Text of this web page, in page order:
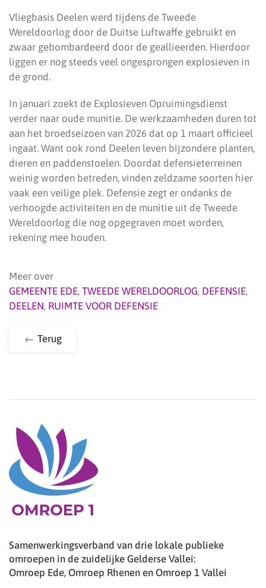
Vliegbasis Deelen werd tijdens de Tweede
Wereldoorlog door de Duitse Luftwaffe gebruikt en
zwaar gebombardeerd door de geallieerden. Hierdoor
liggen er nog steeds veel ongesprongen explosieven in
de grond.
In januari zoekt de Explosieven Opruimingsdienst
verder naar oude munitie. De werkzaamheden duren tot
aan het broedseizoen van 2026 dat op 1 maart officieel
ingaat. Want ook rond Deelen leven bijzondere planten,
dieren en paddenstoelen. Doordat defensieterreinen
weinig worden betreden, vinden zeldzame soorten hier
vaak een veilige plek. Defensie zegt er ondanks de
verhoogde activiteiten en de munitie uit de Tweede
Wereldoorlog die nog opgegraven moet worden,
rekening mee houden.
Meer over
GEMEENTE EDE, TWEEDE WERELDOORLOG, DEFENSIE,
DEELEN, RUIMTE VOOR DEFENSIE
Terug
Samenwerkingsverband van drie lokale publieke
omroepen in de zuidelijke Gelderse Vallei:
Omroep Ede, Omroep Rhenen en Omroep 1 Vallei